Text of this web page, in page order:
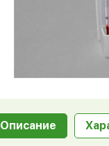
Описание